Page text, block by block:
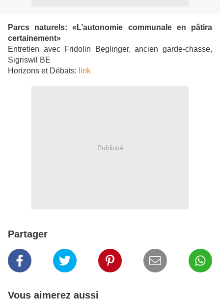
Parcs naturels: «L’autonomie communale en pâtira
certainement»
Entretien avec Fridolin Beglinger, ancien garde-chasse,
Sigriswil BE
Horizons et Débats: link
Publicité
Partager
Vous aimerez aussi